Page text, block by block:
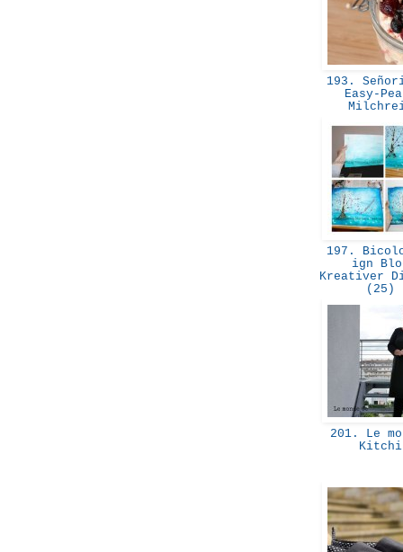
193.
Easy-
197.
ign
Kreativer
(25)
201. Le